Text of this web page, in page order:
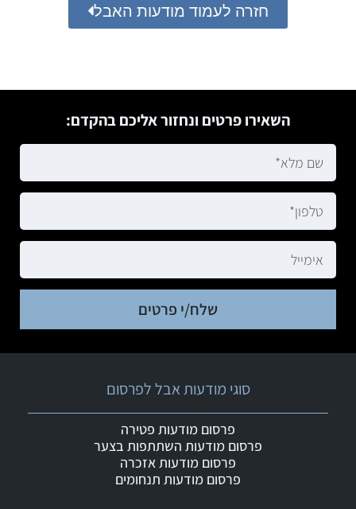
חזרה לעמוד מודעות האבל
השאירו פרטים ונחזור אליכם בהקדם:
שלח/י פרטים
סוגי מודעות אבל לפרסום
פרסום מודעות פטירה
פרסום מודעות השתתפות בצער
פרסום מודעות אזכרה
פרסום מודעות תנחומים